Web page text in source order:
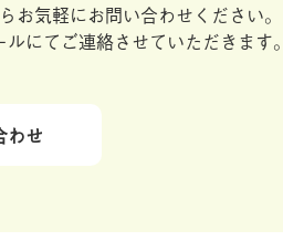
お気軽にお問い合わせください。
にてご連絡させていただきます。
わせ